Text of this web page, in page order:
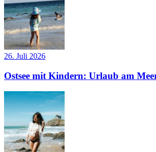
26. Juli 2026
Ostsee mit Kindern: Urlaub am